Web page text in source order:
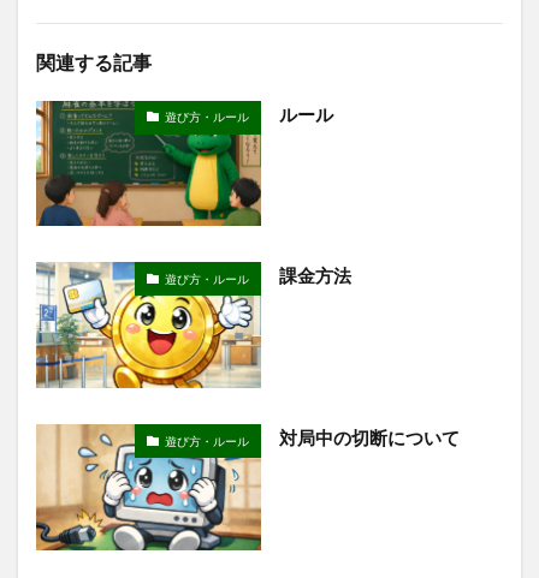
関連する記事
遊び方・ルール ルール
遊び方・ルール 課金方法
遊び方・ルール 対局中の切断について